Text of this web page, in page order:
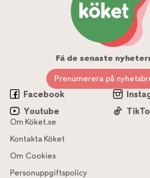
Få de senaste
Prenumerera på
Facebook
Youtube
Om Köket.se
Kontakta Köket
Om Cookies
Personuppgiftspolicy